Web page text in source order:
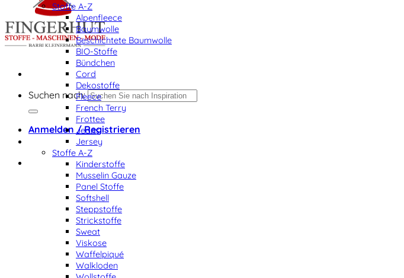
Suchen nach:
Anmelden / Registrieren
Stoffe A-Z
Alpenfleece
Baumwolle
Beschichtete Baumwolle
BIO-Stoffe
Bündchen
Cord
Dekostoffe
Fleece
French Terry
Frottee
Jeans
Jersey
Stoffe A-Z
Kinderstoffe
Musselin Gauze
Panel Stoffe
Softshell
Steppstoffe
Strickstoffe
Sweat
Viskose
Waffelpiqué
Walkloden